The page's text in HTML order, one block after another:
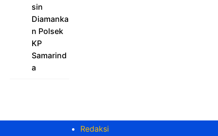
sin
Diamanka
n Polsek
KP
Samarind
a
Redaksi